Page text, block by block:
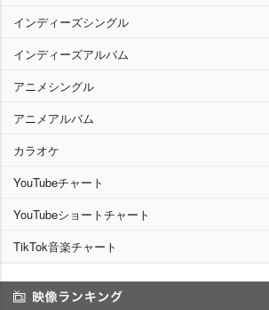
インディーズシングル
インディーズアルバム
アニメシングル
アニメアルバム
カラオケ
YouTubeチャート
YouTubeショートチャート
TikTok音楽チャート